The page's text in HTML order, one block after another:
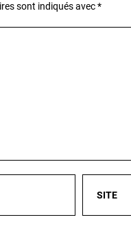
sont indiqués avec*